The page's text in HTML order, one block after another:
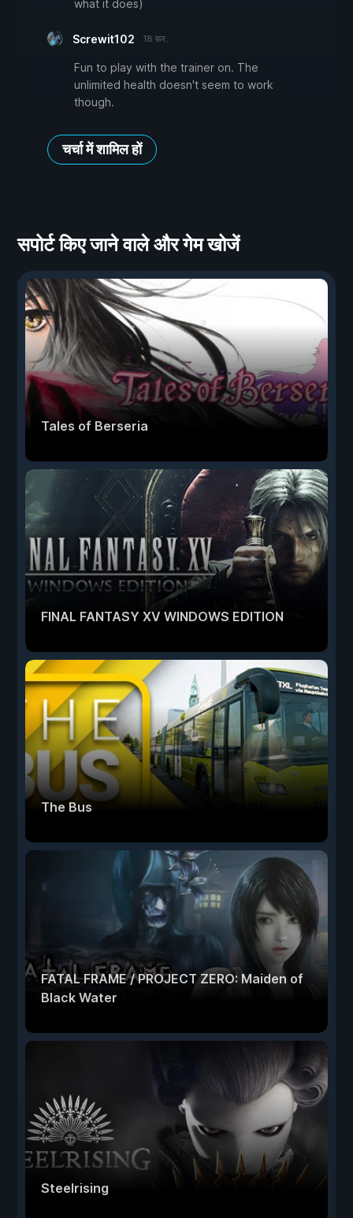
what it does)
Screwit102 18 फ़र.
Fun to play with the trainer on. The
unlimited health doesn't seem to work
though.
चर्चा में शामिल हों
सपोर्ट किए जाने वाले और गेम खोजें
Tales of Berseria
FINAL FANTASY XV WINDOWS EDITION
The Bus
FATAL FRAME / PROJECT ZERO: Maiden of
Black Water
Steelrising